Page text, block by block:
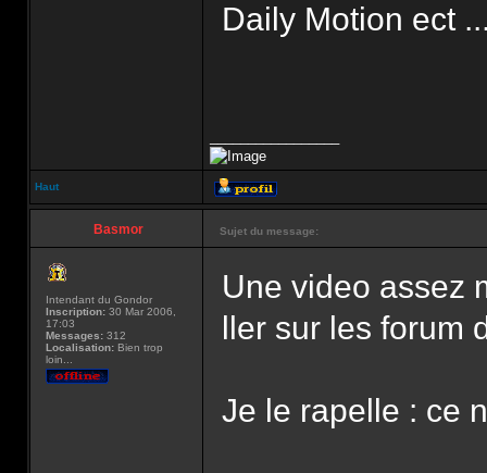
Daily Motion ect
Haut
Basmor Sujet du message:
Intendant du Gondor
Inscription: 30 Mar 2006,
17:03
Messages: 312
Localisation: Bien trop
loin...
Une video assez
ller sur les forum
Je le rapelle : ce